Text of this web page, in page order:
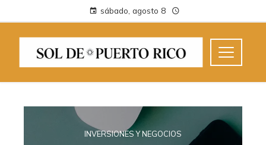
sábado, agosto 8
INVERSIONES Y NEGOCIOS